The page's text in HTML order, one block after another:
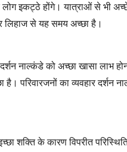
लोग इकट्ठे होंगे। यात्राओं से भी
लिहाज से यह समय अच्छा है।
नाल्कंडे को अच्छा खासा लाभ
परिवारजनों का व्यवहार दर्शन
शक्ति के कारण विपरीत